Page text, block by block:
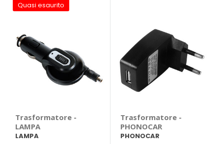
Quasi esaurito
Trasformatore -
LAMPA
LAMPA
Trasformatore -
PHONOCAR
PHONOCAR